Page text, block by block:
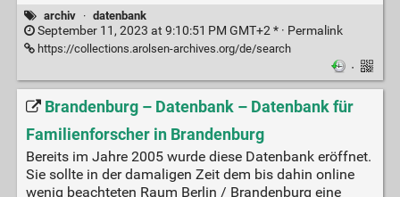
archiv · datenbank
September 11, 2023 at 9:10:51 PM GMT+2 * · Permalink
https://collections.arolsen-archives.org/de/search
·
Brandenburg – Datenbank – Datenbank für
Familienforscher in Brandenburg
Bereits im Jahre 2005 wurde diese Datenbank eröffnet.
Sie sollte in der damaligen Zeit dem bis dahin online
wenig beachteten Raum Berlin / Brandenburg eine